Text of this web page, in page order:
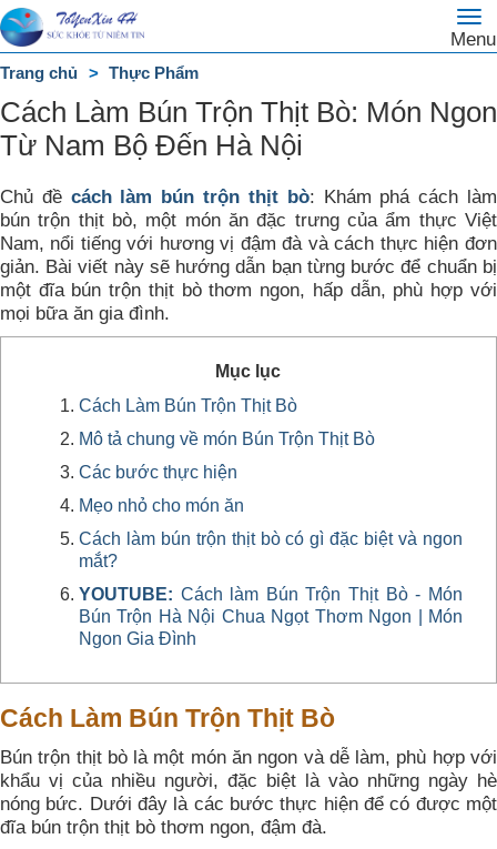
Menu
Trang
chủ
DANH
MỤC
Trang chủ Thực Phẩm
Cách Làm Bún Trộn Thịt Bò: Món Ngon
Từ Nam Bộ Đến Hà Nội
Chủ đề cách làm bún trộn thịt bò: Khám phá cách làm
bún trộn thịt bò, một món ăn đặc trưng của ẩm thực Việt
Nam, nổi tiếng với hương vị đậm đà và cách thực hiện đơn
giản. Bài viết này sẽ hướng dẫn bạn từng bước để chuẩn bị
một đĩa bún trộn thịt bò thơm ngon, hấp dẫn, phù hợp với
mọi bữa ăn gia đình.
Mục lục
Cách Làm Bún Trộn Thịt Bò
Mô tả chung về món Bún Trộn Thịt Bò
Các bước thực hiện
Mẹo nhỏ cho món ăn
Cách làm bún trộn thịt bò có gì đặc biệt và ngon
mắt?
YOUTUBE: Cách làm Bún Trộn Thịt Bò - Món
Bún Trộn Hà Nội Chua Ngọt Thơm Ngon | Món
Ngon Gia Đình
Cách Làm Bún Trộn Thịt Bò
Bún trộn thịt bò là một món ăn ngon và dễ làm, phù hợp với
khẩu vị của nhiều người, đặc biệt là vào những ngày hè
nóng bức. Dưới đây là các bước thực hiện để có được một
đĩa bún trộn thịt bò thơm ngon, đậm đà.